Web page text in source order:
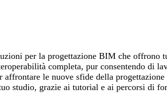
per la progettazione BIM che offrono
completa, pur consentendo di
le nuove sfide della
studio, grazie ai tutorial e ai percorsi di